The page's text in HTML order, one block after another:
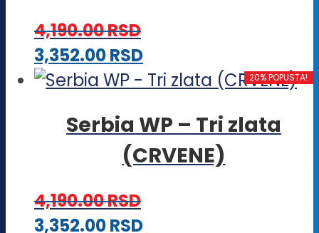
4,190.00RSD
3,352.00RSDOvaj
proizvod
više
varijanti.
20% POPUSTA!
Serbia WP – Tri zlata
(CRVENE)
4,190.00RSD
3,352.00RSDOvaj